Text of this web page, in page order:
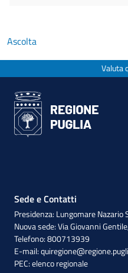
Ascolta
Valuta
Sede e Contatti
Presidenza: Lungomare
Nuova sede: Via Giovanni
Telefono: 800713939
E-mail:
PEC:elenco regionale